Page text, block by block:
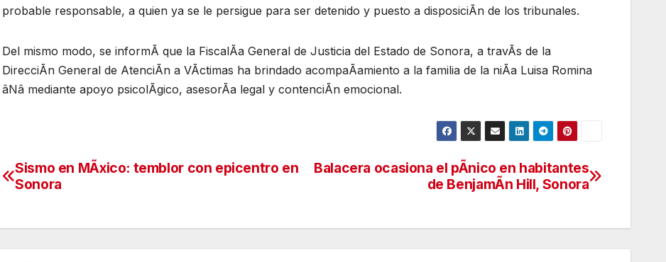
probable responsable, a quien ya se le persigue para ser detenido y puesto a disposiciÃn de los tribunales.
Del mismo modo, se informÃ que la FiscalÃa General de Justicia del Estado de Sonora, a travÃs de la
DirecciÃn General de AtenciÃn a VÃctimas ha brindado acompaÃamiento a la familia de la niÃa Luisa Romina
âNâ mediante apoyo psicolÃgico, asesorÃa legal y contenciÃn emocional.
Navegación
entradas
Balacera ocasiona el pÃnico en habitantes
de BenjamÃn Hill, Sonora
Sismo en MÃxico: temblor con epicentro en
Sonora